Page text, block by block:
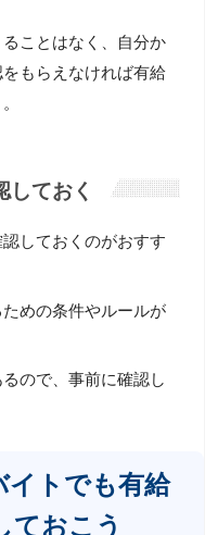
ことはなく、自分か
もらえなければ有給
しておく
しておくのがおすす
めの条件やルールが
ので、事前に確認し
イトでも有給
ておこう